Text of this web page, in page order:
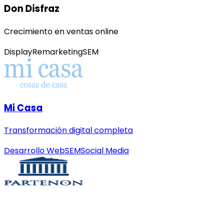
Don Disfraz
Crecimiento en ventas online
DisplayRemarketingSEM
Mi Casa
Transformación digital completa
Desarrollo WebSEMSocial Media